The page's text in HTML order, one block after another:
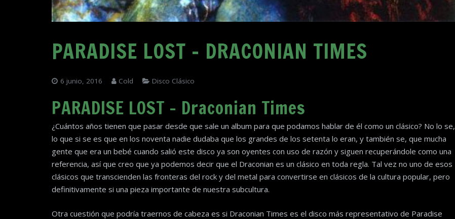
PARADISE LOST – DRACONIAN TIMES
6 junio, 2016 Cold Disco Clásico
PARADISE LOST – Draconian Times
¿Cuántos años tienen que pasar desde que sale un album para que podamos hablar de él como un clásico? No lo se,
lo que si se es que en los noventa nadie dudaba que los grandes de los setenta lo eran, y también se, que mucha
gente que era un bebé cuando salió este disco ya son oyentes con uso de razón y siguen recuperándole como una
referencia, así que creo que ya podemos decir que el Draconian es un clásico en toda regla. Tal vez no uno de esos
clásicos que transcienden las fronteras del rock y del metal para convertirse en clásicos de la cultura popular, pero
definitivamente si una pieza importante de nuestra subcultura.
Otra cuestión que podría traernos de cabeza es si Draconian Times es el disco más representativo de Paradise